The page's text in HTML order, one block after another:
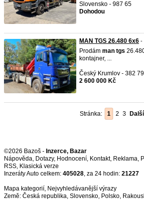
Slovensko - 987 65
Dohodou
MAN TGS 26.480 6x6 -
Prodám man tgs
kontajner, ...
Český Krumlov - 382 79
2 600 000 Kč
Stránka: 1 2 3 Další
©2026 Bazoš - Inzerce, Bazar
Nápověda, Dotazy, Hodnocení, Kontakt, Reklama,
RSS,
Inzeráty Auto celkem: 405028, za 24 hodin: 21227
Mapa kategorií, Nejvyhledávanější výrazy
Země: Česká republika, Slovensko, Polsko,